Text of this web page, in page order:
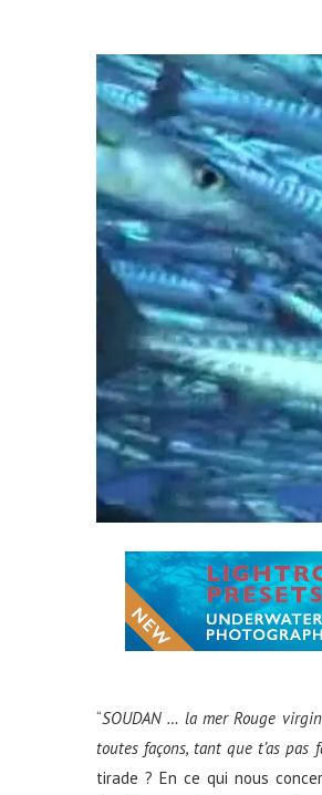
“SOUDAN … la mer Rouge
toutes façons, tant que t’as
tirade ? En ce qui nous